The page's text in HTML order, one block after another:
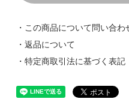
・この商品について問い合わ
・返品について
・特定商取引法に基づく表記